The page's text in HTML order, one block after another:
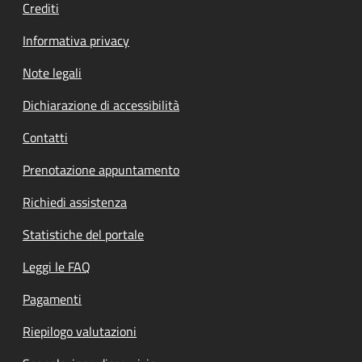
Crediti
Informativa privacy
Note legali
Dichiarazione di accessibilità
Contatti
Prenotazione appuntamento
Richiedi assistenza
Statistiche del portale
Leggi le FAQ
Pagamenti
Riepilogo valutazioni